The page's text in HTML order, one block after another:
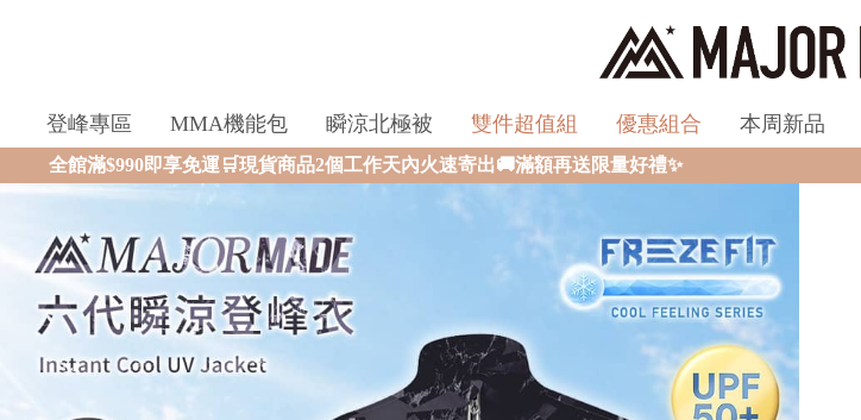
登峰專區 MMA機能包 瞬涼北極被 雙件超值組 優惠組合 本周新品
運🛒現貨商品2個工作天內火速寄出🚚滿額再送限量好禮✨